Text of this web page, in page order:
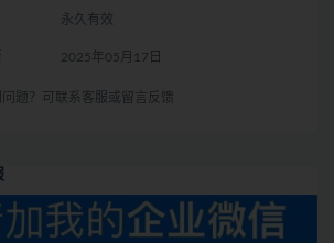
永久有效
2025年05月17日
问题？可联系客服或留言反馈